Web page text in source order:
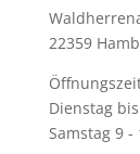
22359
Dienstag
Samstag 9 -